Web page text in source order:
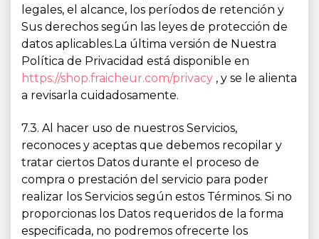
legales, el alcance, los períodos de retención y
Sus derechos según las leyes de protección de
datos aplicables.La última versión de Nuestra
Política de Privacidad está disponible en
https://shop.fraicheur.com/privacy , y se le alienta
a revisarla cuidadosamente.
7.3. Al hacer uso de nuestros Servicios,
reconoces y aceptas que debemos recopilar y
tratar ciertos Datos durante el proceso de
compra o prestación del servicio para poder
realizar los Servicios según estos Términos. Si no
proporcionas los Datos requeridos de la forma
especificada, no podremos ofrecerte los